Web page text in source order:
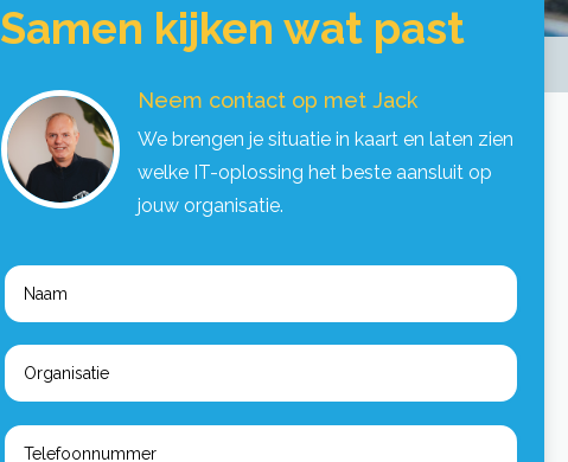
Samen kijken wat past
Neem contact op met Jack
We brengen je situatie in kaart en laten zien
welke IT-oplossing het beste aansluit op
jouw organisatie.